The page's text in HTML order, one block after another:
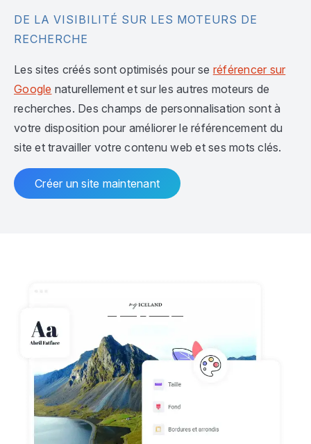
DE LA VISIBILITÉ SUR LES MOTEURS DE
RECHERCHE
Les sites créés sont optimisés pour se référencer sur
Google naturellement et sur les autres moteurs de
recherches. Des champs de personnalisation sont à
votre disposition pour améliorer le référencement du
site et travailler votre contenu web et ses mots clés.
Créer un site maintenant